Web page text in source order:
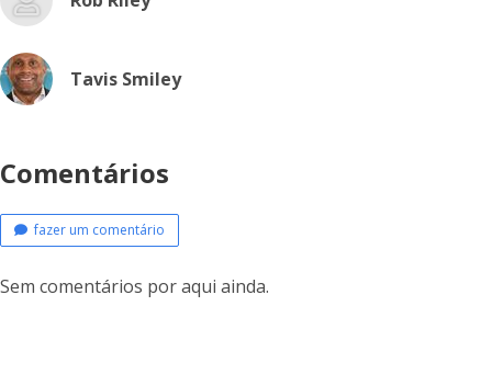
Tavis Smiley
Comentários
fazer um comentário
Sem comentários por aqui ainda.